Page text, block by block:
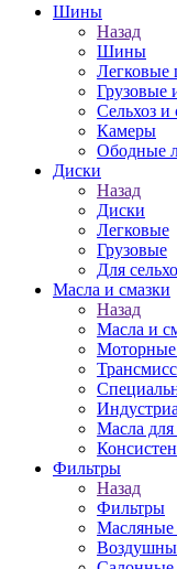
Шины
Назад
Шины
Грузовые
Сельхоз
Камеры
Ободные
Диски
Назад
Диски
Легковые
Грузовые
Для
Масла и смазки
Назад
Масла и
Моторные
Масла
Фильтры
Назад
Фильтры
Масляные